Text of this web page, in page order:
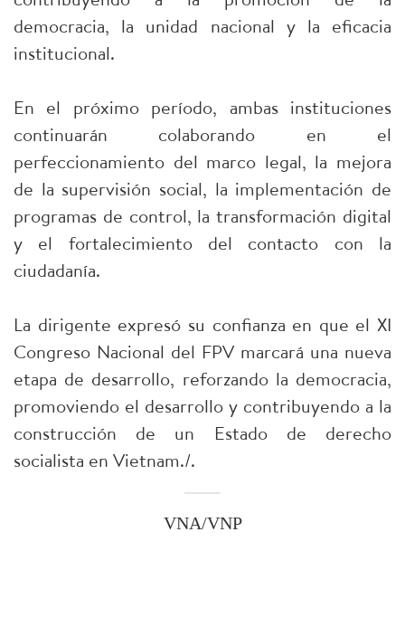
democracia, la unidad nacional y la eficacia
institucional.
En el próximo período, ambas instituciones
continuarán colaborando en el
perfeccionamiento del marco legal, la mejora
de la supervisión social, la implementación de
programas de control, la transformación digital
y el fortalecimiento del contacto con la
ciudadanía.
La dirigente expresó su confianza en que el XI
Congreso Nacional del FPV marcará una nueva
etapa de desarrollo, reforzando la democracia,
promoviendo el desarrollo y contribuyendo a la
construcción de un Estado de derecho
socialista en Vietnam./.
VNA/VNP